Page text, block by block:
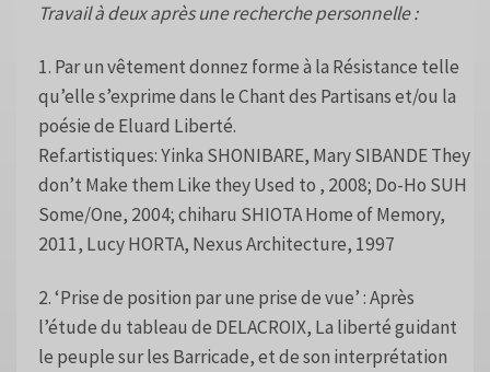
Travail à deux après une recherche personnelle :
1. Par un vêtement donnez forme à la Résistance telle
qu’elle s’exprime dans le Chant des Partisans et/ou la
poésie de Eluard Liberté.
Ref.artistiques: Yinka SHONIBARE, Mary SIBANDE They
don’t Make them Like they Used to , 2008; Do-Ho SUH
Some/One, 2004; chiharu SHIOTA Home of Memory,
2011, Lucy HORTA, Nexus Architecture, 1997
2. ‘Prise de position par une prise de vue’ : Après
l’étude du tableau de DELACROIX, La liberté guidant
le peuple sur les Barricade, et de son interprétation